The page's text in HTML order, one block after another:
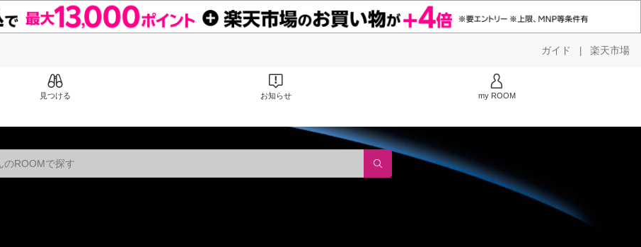
ガイド | 楽天市場
見つける お知らせ my ROOM